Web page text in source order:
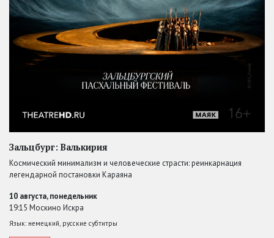
Зальцбург: Валькирия
Космический минимализм и человеческие страсти: реинкарнация
легендарной постановки Караяна
10 августа, понедельник
19:15 Москино Искра
Язык: немецкий, русские субтитры